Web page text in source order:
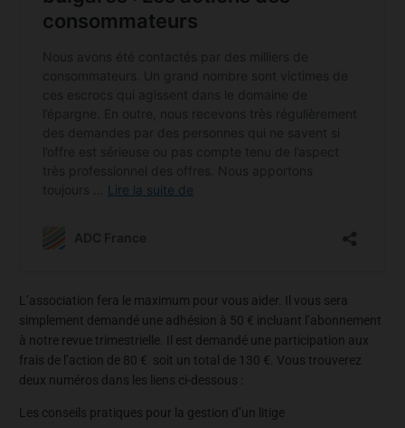
L’association fera le maximum pour vous aider. Il vous sera
simplement demandé une adhésion à 50 € incluant l’abonnement
à notre revue trimestrielle. Il est demandé une participation aux
frais de l’action de 80 € soit un total de 130 €. Vous trouverez
deux numéros dans les liens ci-dessous :
Les conseils pratiques pour la gestion d’un litige